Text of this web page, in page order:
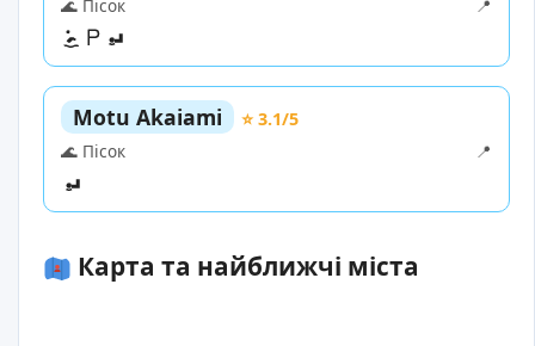
🌊 Пісок
📍
Motu Akaiami
⭐ 3.1/5
🌊 Пісок
📍
Карта та найближчі міста